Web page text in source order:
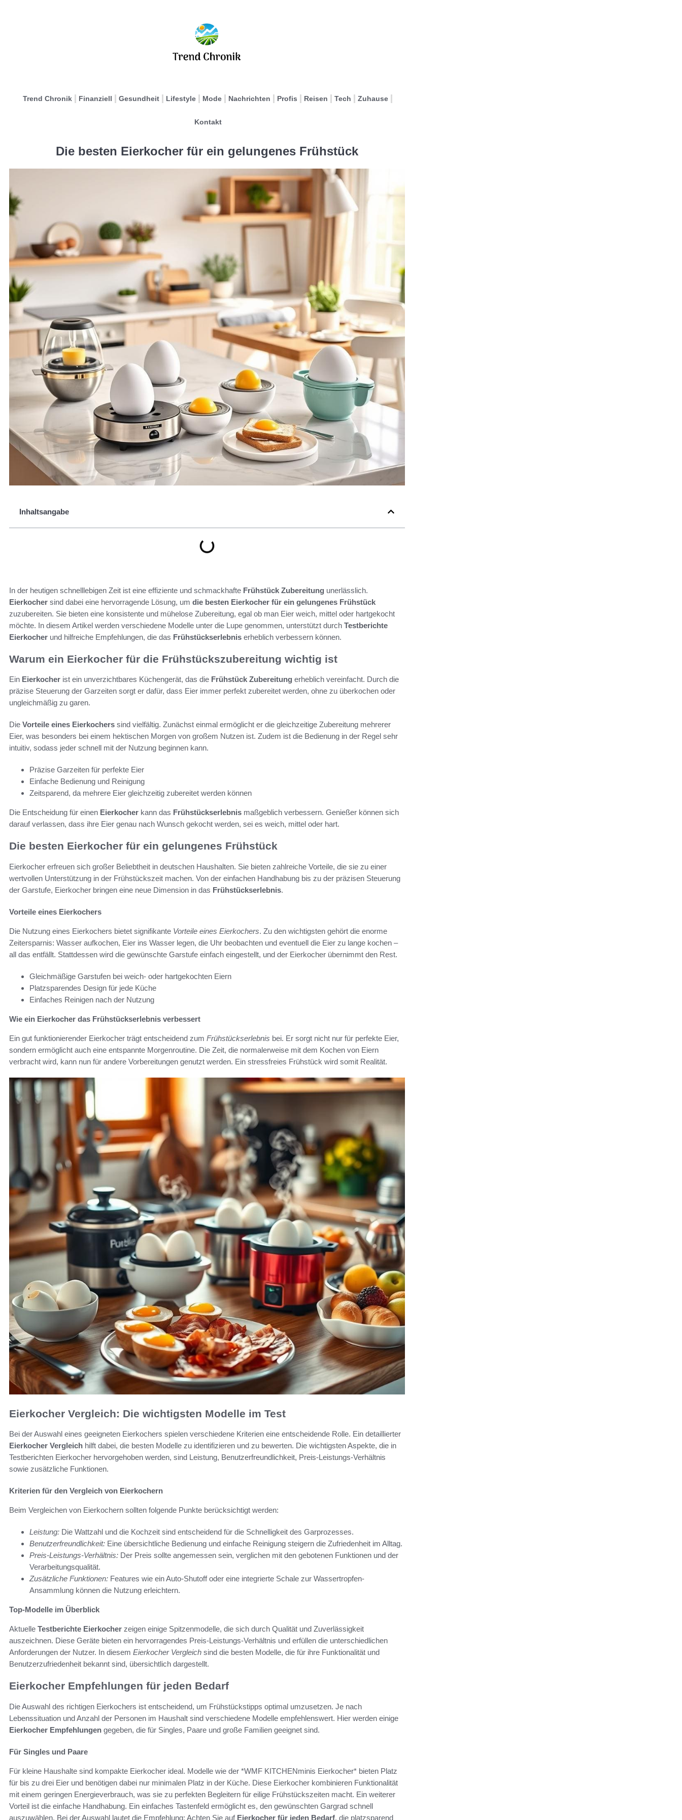
Trend Chronik Finanziell Gesundheit Lifestyle Mode Nachrichten Profis Reisen Tech Zuhause
Kontakt
Die besten Eierkocher für ein gelungenes Frühstück
Inhaltsangabe
In der heutigen schnelllebigen Zeit ist eine effiziente und schmackhafte Frühstück Zubereitung unerlässlich.
Eierkocher sind dabei eine hervorragende Lösung, um die besten Eierkocher für ein gelungenes Frühstück
zuzubereiten. Sie bieten eine konsistente und mühelose Zubereitung, egal ob man Eier weich, mittel oder hartgekocht
möchte. In diesem Artikel werden verschiedene Modelle unter die Lupe genommen, unterstützt durch Testberichte
Eierkocher und hilfreiche Empfehlungen, die das Frühstückserlebnis erheblich verbessern können.
Warum ein Eierkocher für die Frühstückszubereitung wichtig ist
Ein Eierkocher ist ein unverzichtbares Küchengerät, das die Frühstück Zubereitung erheblich vereinfacht. Durch die
präzise Steuerung der Garzeiten sorgt er dafür, dass Eier immer perfekt zubereitet werden, ohne zu überkochen oder
ungleichmäßig zu garen.
Die Vorteile eines Eierkochers sind vielfältig. Zunächst einmal ermöglicht er die gleichzeitige Zubereitung mehrerer
Eier, was besonders bei einem hektischen Morgen von großem Nutzen ist. Zudem ist die Bedienung in der Regel sehr
intuitiv, sodass jeder schnell mit der Nutzung beginnen kann.
Präzise Garzeiten für perfekte Eier
Einfache Bedienung und Reinigung
Zeitsparend, da mehrere Eier gleichzeitig zubereitet werden können
Die Entscheidung für einen Eierkocher kann das Frühstückserlebnis maßgeblich verbessern. Genießer können sich
darauf verlassen, dass ihre Eier genau nach Wunsch gekocht werden, sei es weich, mittel oder hart.
Die besten Eierkocher für ein gelungenes Frühstück
Eierkocher erfreuen sich großer Beliebtheit in deutschen Haushalten. Sie bieten zahlreiche Vorteile, die sie zu einer
wertvollen Unterstützung in der Frühstückszeit machen. Von der einfachen Handhabung bis zu der präzisen Steuerung
der Garstufe, Eierkocher bringen eine neue Dimension in das Frühstückserlebnis.
Vorteile eines Eierkochers
Die Nutzung eines Eierkochers bietet signifikante Vorteile eines Eierkochers. Zu den wichtigsten gehört die enorme
Zeitersparnis: Wasser aufkochen, Eier ins Wasser legen, die Uhr beobachten und eventuell die Eier zu lange kochen –
all das entfällt. Stattdessen wird die gewünschte Garstufe einfach eingestellt, und der Eierkocher übernimmt den Rest.
Gleichmäßige Garstufen bei weich- oder hartgekochten Eiern
Platzsparendes Design für jede Küche
Einfaches Reinigen nach der Nutzung
Wie ein Eierkocher das Frühstückserlebnis verbessert
Ein gut funktionierender Eierkocher trägt entscheidend zum Frühstückserlebnis bei. Er sorgt nicht nur für perfekte Eier,
sondern ermöglicht auch eine entspannte Morgenroutine. Die Zeit, die normalerweise mit dem Kochen von Eiern
verbracht wird, kann nun für andere Vorbereitungen genutzt werden. Ein stressfreies Frühstück wird somit Realität.
Eierkocher Vergleich: Die wichtigsten Modelle im Test
Bei der Auswahl eines geeigneten Eierkochers spielen verschiedene Kriterien eine entscheidende Rolle. Ein detaillierter
Eierkocher Vergleich hilft dabei, die besten Modelle zu identifizieren und zu bewerten. Die wichtigsten Aspekte, die in
Testberichten Eierkocher hervorgehoben werden, sind Leistung, Benutzerfreundlichkeit, Preis-Leistungs-Verhältnis
sowie zusätzliche Funktionen.
Kriterien für den Vergleich von Eierkochern
Beim Vergleichen von Eierkochern sollten folgende Punkte berücksichtigt werden:
Leistung: Die Wattzahl und die Kochzeit sind entscheidend für die Schnelligkeit des Garprozesses.
Benutzerfreundlichkeit: Eine übersichtliche Bedienung und einfache Reinigung steigern die Zufriedenheit im Alltag.
Preis-Leistungs-Verhältnis: Der Preis sollte angemessen sein, verglichen mit den gebotenen Funktionen und der
Verarbeitungsqualität.
Zusätzliche Funktionen: Features wie ein Auto-Shutoff oder eine integrierte Schale zur Wassertropfen-
Ansammlung können die Nutzung erleichtern.
Top-Modelle im Überblick
Aktuelle Testberichte Eierkocher zeigen einige Spitzenmodelle, die sich durch Qualität und Zuverlässigkeit
auszeichnen. Diese Geräte bieten ein hervorragendes Preis-Leistungs-Verhältnis und erfüllen die unterschiedlichen
Anforderungen der Nutzer. In diesem Eierkocher Vergleich sind die besten Modelle, die für ihre Funktionalität und
Benutzerzufriedenheit bekannt sind, übersichtlich dargestellt.
Eierkocher Empfehlungen für jeden Bedarf
Die Auswahl des richtigen Eierkochers ist entscheidend, um Frühstückstipps optimal umzusetzen. Je nach
Lebenssituation und Anzahl der Personen im Haushalt sind verschiedene Modelle empfehlenswert. Hier werden einige
Eierkocher Empfehlungen gegeben, die für Singles, Paare und große Familien geeignet sind.
Für Singles und Paare
Für kleine Haushalte sind kompakte Eierkocher ideal. Modelle wie der *WMF KITCHENminis Eierkocher* bieten Platz
für bis zu drei Eier und benötigen dabei nur minimalen Platz in der Küche. Diese Eierkocher kombinieren Funktionalität
mit einem geringen Energieverbrauch, was sie zu perfekten Begleitern für eilige Frühstückszeiten macht. Ein weiterer
Vorteil ist die einfache Handhabung. Ein einfaches Tastenfeld ermöglicht es, den gewünschten Gargrad schnell
auszuwählen. Bei der Auswahl lautet die Empfehlung: Achten Sie auf Eierkocher für jeden Bedarf, die platzsparend